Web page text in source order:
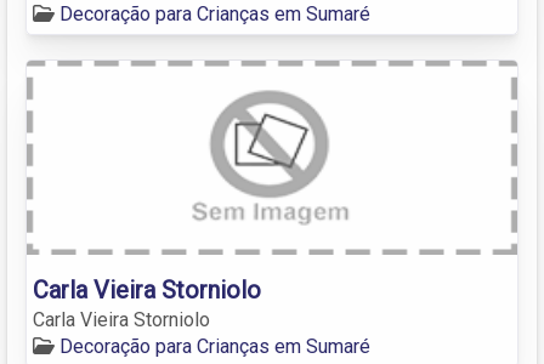
Decoração para Crianças em Sumaré
Carla Vieira Storniolo
Carla Vieira Storniolo
Decoração para Crianças em Sumaré